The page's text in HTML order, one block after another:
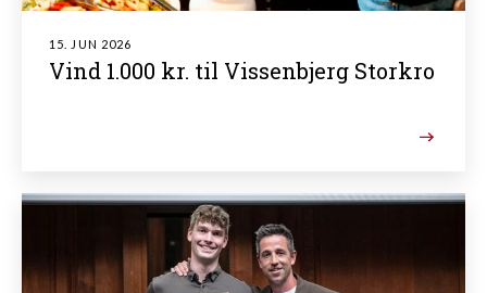
15. JUN 2026
Vind 1.000 kr. til Vissenbjerg Storkro